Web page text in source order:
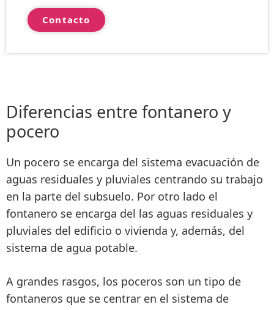
Contacto
Diferencias entre fontanero y
pocero
Un pocero se encarga del sistema evacuación de
aguas residuales y pluviales centrando su trabajo
en la parte del subsuelo. Por otro lado el
fontanero se encarga del las aguas residuales y
pluviales del edificio o vivienda y, además, del
sistema de agua potable.
A grandes rasgos, los poceros son un tipo de
fontaneros que se centrar en el sistema de